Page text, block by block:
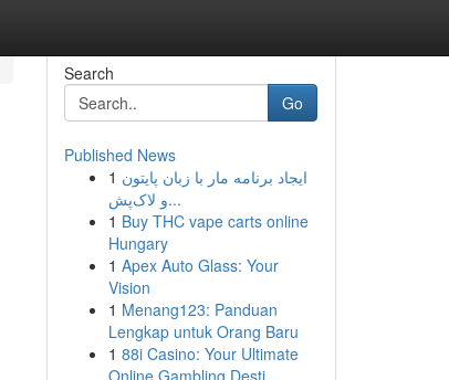
Search
Go
Published News
1 ایجاد برنامه مار با زبان پایتون
و لاک‌پش...
1 Buy THC vape carts online
Hungary
1 Apex Auto Glass: Your
Vision
1 Menang123: Panduan
Lengkap untuk Orang Baru
1 88i Casino: Your Ultimate
Online Gambling Desti...